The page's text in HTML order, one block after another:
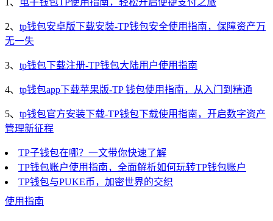
2、 tp钱包安卓版下载安装-TP钱包安全使用指南，保障资产万
无一失
3、 tp钱包下载注册-TP钱包大陆用户使用指南
4、 tp钱包app下载苹果版-TP 钱包使用指南，从入门到精通
5、 tp钱包官方安装下载-TP钱包下载使用指南，开启数字资产
管理新征程
TP子钱包在哪？一文带你快速了解
TP钱包账户使用指南，全面解析如何玩转TP钱包账户
TP钱包与PUKE币，加密世界的交织
使用指南